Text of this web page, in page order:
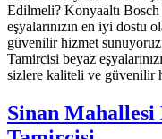
Edilmeli? Konyaaltı
eşyalarınızın en iyi dostu
güvenilir hizmet
Tamircisi beyaz
sizlere kaliteli ve güvenilir
Sinan Mahallesi